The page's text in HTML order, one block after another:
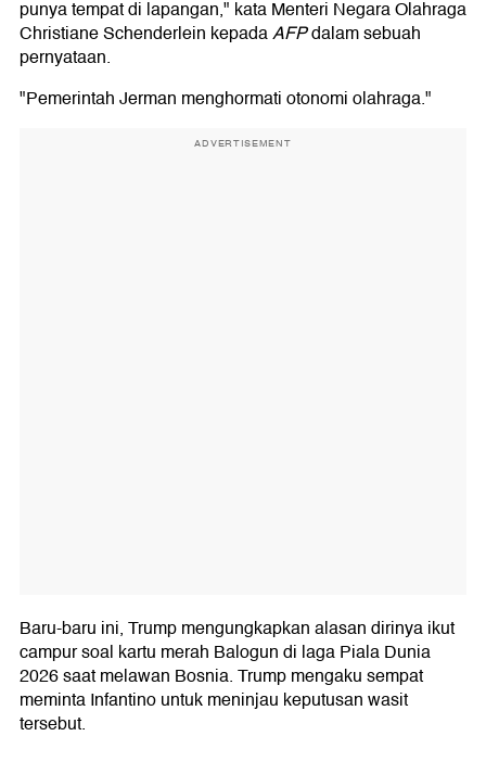
punya tempat di lapangan," kata Menteri Negara Olahraga
Christiane Schenderlein kepadaAFPdalam sebuah
pernyataan.
"Pemerintah Jerman menghormati otonomi olahraga."
ADVERTISEMENT
Baru-baru ini, Trump mengungkapkan alasan dirinya ikut
campur soal kartu merah Balogun di laga Piala Dunia
2026 saat melawan Bosnia. Trump mengaku sempat
meminta Infantino untuk meninjau keputusan wasit
tersebut.